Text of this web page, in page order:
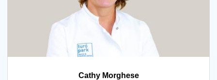
Cathy Morghese